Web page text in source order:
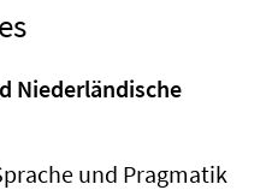
Niederländische
und Pragmatik